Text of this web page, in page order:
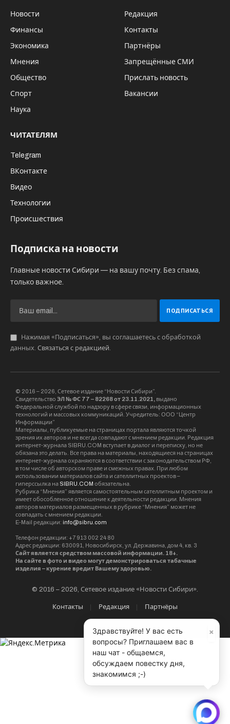
Новости
Финансы
Экономика
Мнения
Общество
Спорт
Наука
Редакция
Контакты
Партнёры
Запрещённые СМИ
Прислать новость
Вакансии
ЧИТАТЕЛЯМ
Telegram
ВКонтакте
Видео
Технологии
Происшествия
Подписка на новости
Главные новости Сибири — на вашу почту. Без спама,
только важное.
Нажимая «Подписаться», вы соглашаетесь с обработкой
данных. Связаться с редакцией.
© 2016 – 2026, Сетевое издание “Новости Сибири”.
Свидетельство ЭЛ № ФС 77 – 82268 от 23.11.2021, выдано
Федеральной службой по надзору в сфере связи, информационных
технологий и массовых коммуникаций. Учредитель: ООО “Центр
Информации”
Материалы, публикуемые на страницах портала являются точкой
зрения их авторов и не всегда совпадают с мнением редакции. Редакция
интернет-журнала SIBRU.COM вступает в диалог и переписку, но не
обязана это делать. Все права на материалы, находящиеся на страницах
интернет-журнала охраняются в соответствии с законодательством РФ,
в том числе об авторском праве и смежных правах. При любом
использовании материалов сайта и сателлитных проектов –
гиперссылка на SIBRU.COM обязательна.
Рубрика “Мнения” является самостоятельным сателлитным проектом и
имеет обособленное отношение к деятельности редакции. Мнения
авторов материалов размещенных в рубрике “Мнения” может не
совпадать с мнением редакции.
E-Mail редакции: info@sibru.com
Телефон редакции: +7 913 002 24 80
Адрес редакции: 630091, Новосибирск, ул. Державина, дом 4, кв. 3
Сайт является средством массовой информации. 18+.
На сайте в фото и видео могут демонстрироваться табачные
изделия – курение вредит Вашему здоровью.
© 2016 – 2026, Сетевое издание «Новости Сибири».
Контакты Редакция Партнёры
×
Здравствуйте! У вас есть
вопросы? Приглашаем вас в
наш чат - общаемся,
обсуждаем повестку дня,
знакомимся ;-)